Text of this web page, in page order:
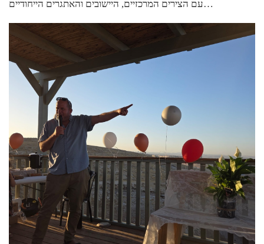
עם הצירים המרכזיים, היישובים והאתגרים הייחודיים…